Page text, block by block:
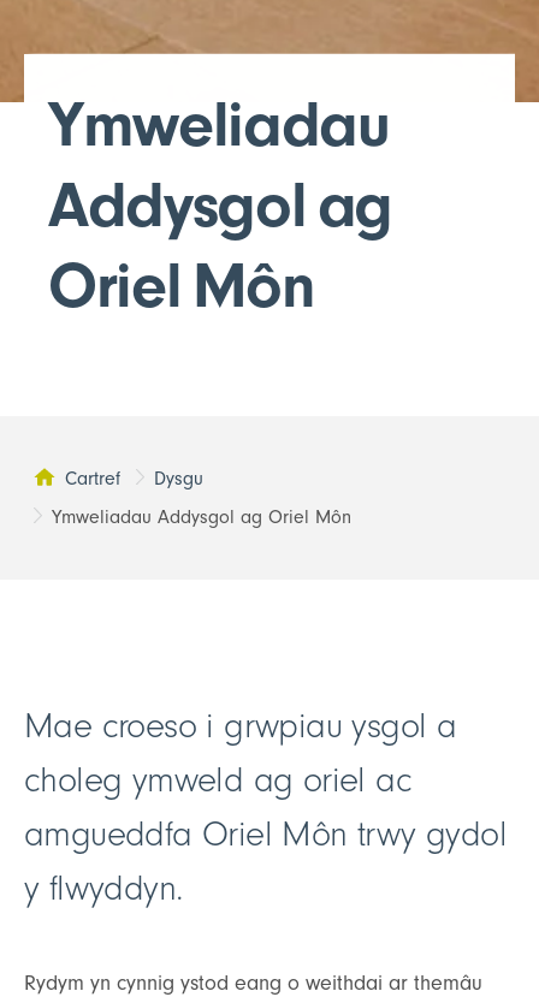
Ymweliadau
Addysgol ag
Oriel Môn
Cartref Dysgu
Ymweliadau Addysgol ag Oriel Môn
Mae croeso i grwpiau ysgol a
choleg ymweld ag oriel ac
amgueddfa Oriel Môn trwy gydol
y flwyddyn.
Rydym yn cynnig ystod eang o weithdai ar themâu